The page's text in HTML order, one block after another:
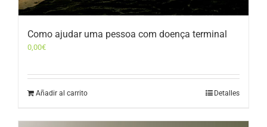
Como ajudar uma pessoa com doença terminal
0,00€
Añadir al carrito Detalles